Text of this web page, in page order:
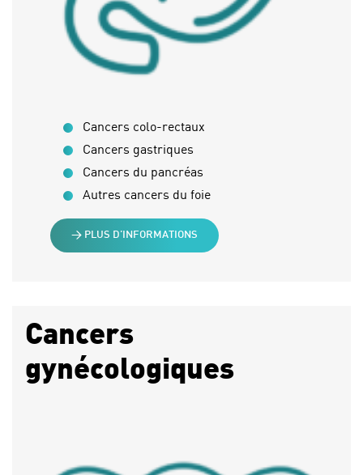
Cancers colo-rectaux
Cancers gastriques
Cancers du pancréas
Autres cancers du foie
> PLUS D’INFORMATIONS
Cancers
gynécologiques